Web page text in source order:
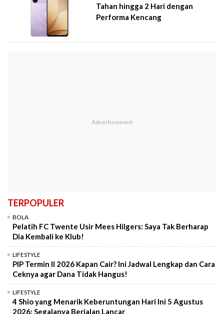
Tahan hingga 2 Hari dengan
Performa Kencang
TERPOPULER
BOLA
Pelatih FC Twente Usir Mees Hilgers: Saya Tak Berharap
Dia Kembali ke Klub!
LIFESTYLE
PIP Termin II 2026 Kapan Cair? Ini Jadwal Lengkap dan Cara
Ceknya agar Dana Tidak Hangus!
LIFESTYLE
4 Shio yang Menarik Keberuntungan Hari Ini 5 Agustus
2026: Segalanya Berjalan Lancar